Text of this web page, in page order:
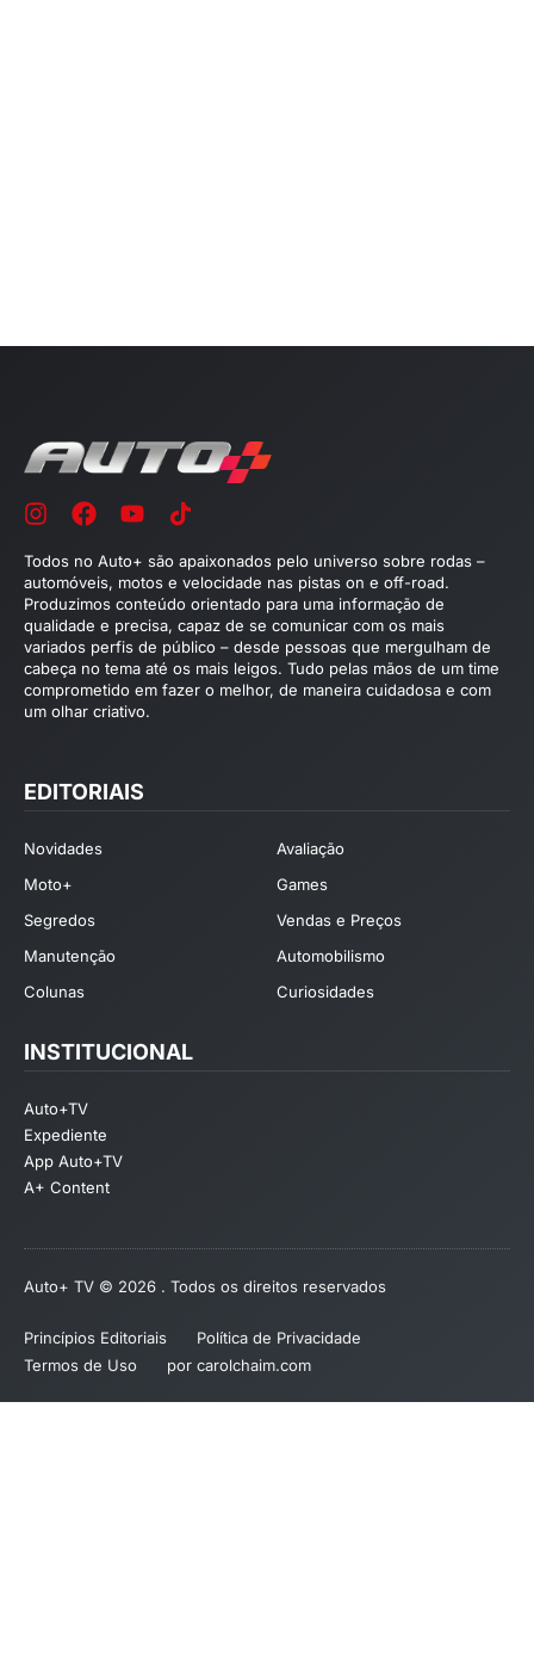
Todos no Auto+ são apaixonados pelo universo sobre rodas –
automóveis, motos e velocidade nas pistas on e off-road.
Produzimos conteúdo orientado para uma informação de
qualidade e precisa, capaz de se comunicar com os mais
variados perfis de público – desde pessoas que mergulham de
cabeça no tema até os mais leigos. Tudo pelas mãos de um time
comprometido em fazer o melhor, de maneira cuidadosa e com
um olhar criativo.
EDITORIAIS
Novidades
Avaliação
Moto+
Games
Segredos
Vendas e Preços
Manutenção
Automobilismo
Colunas
Curiosidades
INSTITUCIONAL
Auto+TV
Expediente
App Auto+TV
A+ Content
Auto+ TV © 2026 . Todos os direitos reservados
Princípios Editoriais
Política de Privacidade
Termos de Uso
por carolchaim.com